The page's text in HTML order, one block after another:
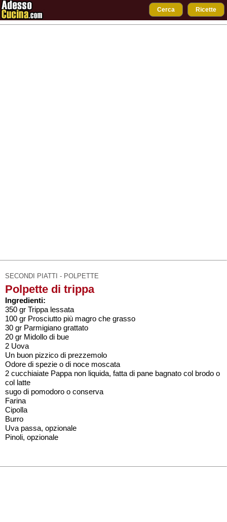
Cerca Ricette
SECONDI PIATTI - POLPETTE
Polpette di trippa
Ingredienti:
350 gr Trippa lessata
100 gr Prosciutto più magro che grasso
30 gr Parmigiano grattato
20 gr Midollo di bue
2 Uova
Un buon pizzico di prezzemolo
Odore di spezie o di noce moscata
2 cucchiaiate Pappa non liquida, fatta di pane bagnato col brodo o
col latte
sugo di pomodoro o conserva
Farina
Cipolla
Burro
Uva passa, opzionale
Pinoli, opzionale